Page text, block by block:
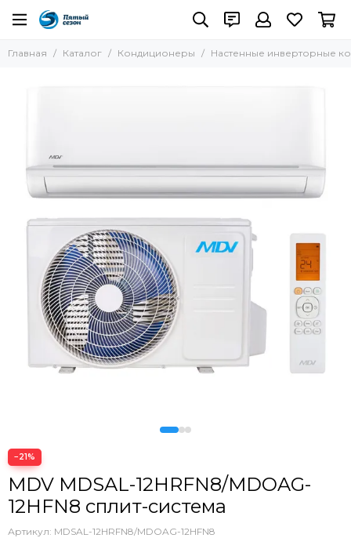
Кондиционеры
Потолочные кондиционеры
Пульты управления
Главная Каталог Кондиционеры Настенные инверторные
−21%
MDV MDSAL-12HRFN8/MDOAG-
12HFN8 сплит-система
Артикул: MDSAL-12HRFN8/MDOAG-12HFN8